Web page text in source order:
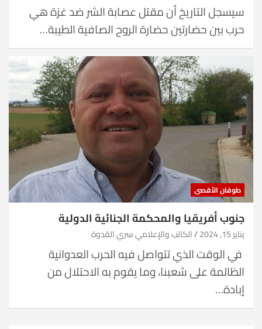
سيسجل التاريخ أن مقتل عصابة الشر ضد غزة هي
حرب بين حضارتين حضارة الروح الصافية الطيبة…
طوفان الأقصى
جنوب أفريقيا والمحكمة الجنائية الدولية
يناير 15, 2024 الكاتب والإعلامي سري القدوة
في الوقت الذي تتواصل فيه الحرب العدوانية
الظالمة على شعبنا، وما يقوم به الاحتلال من
إبادة…